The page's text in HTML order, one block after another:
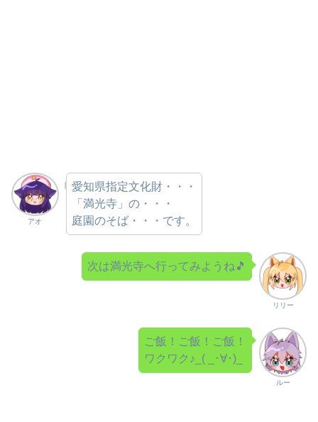
アオ
愛知県指定文化財・・・
「満光寺」の・・・
庭園のそば・・・です。
リリー
次は満光寺へ行ってみようね🎵
ルー
ご飯！ご飯！ご飯！
ワクワク♪_( _･∀･)_